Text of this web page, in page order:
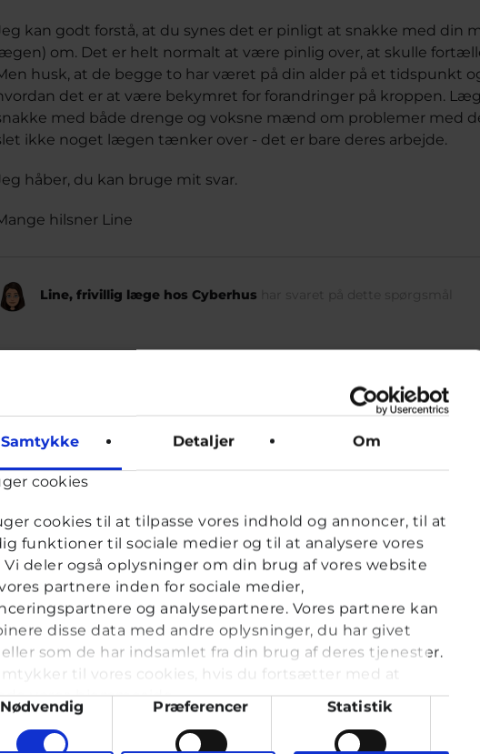
Samtykke Detaljer Om
cookies
cookies til at tilpasse vores indhold og annoncer, til at
funktioner til sociale medier og til at analysere vores
Vi deler også oplysninger om din brug af vores website
partnere inden for sociale medier,
og analysepartnere. Vores partnere kan
disse data med andre oplysninger, du har givet
som de har indsamlet fra din brug af deres tjenester.
til vores cookies, hvis du fortsætter med at
vores hjemmeside.
Nødvendig Præferencer Statistik
kan godt forstå, at du synes det er pinligt at snakke med din
om. Det er helt normalt at være pinlig over, at skulle
husk, at de begge to har været på din alder på et tidspunkt
det er at være bekymret for forandringer på kroppen.
med både drenge og voksne mænd om problemer med
ikke noget lægen tænker over - det er bare deres arbejde.
håber, du kan bruge mit svar.
hilsner Line
Line, frivillig læge hos Cyberhus har svaret på dette spørgsmål
lymfeknude ved
#Spørg lægen Af 23 år · 5 år 3 måneder siden
Hej Cyberhus
Jeg fandt en lymfeknude lige ved kravebenet her for
lægen som har mærket på den og sagt at den er glat